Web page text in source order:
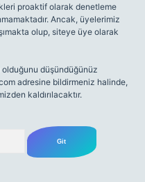
proaktif olarak denetleme
Ancak, üyelerimiz
olup, siteye üye olarak
düşündüğünüz
adresine bildirmeniz halinde,
kaldırılacaktır.